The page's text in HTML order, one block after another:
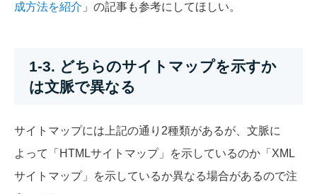
成方法を紹介 」の記事も参考にしてほしい。
1-3. どちらのサイトマップを示すか
は文脈で異なる
サイトマップには上記の通り2種類があるが、文脈に
よって「HTMLサイトマップ」を示しているのか「XML
サイトマップ」を示しているか異なる場合があるので注